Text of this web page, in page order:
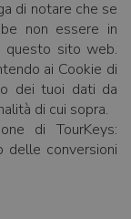
di notare che se
non essere in
questo sito web.
ai Cookie di
dei tuoi dati da
di cui sopra.
di TourKeys:
delle conversioni